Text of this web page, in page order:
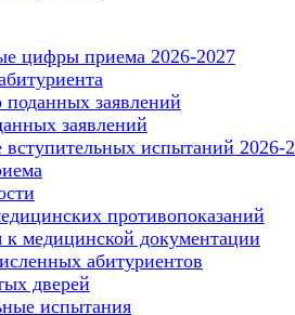
цифры приема 2026-2027
поданных заявлений
заявлений
вступительных испытаний 2026-
противопоказаний
к медицинской документации
абитуриентов
дверей
испытания